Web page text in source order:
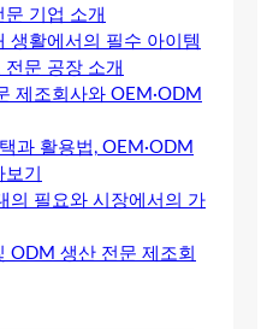
기업 소개
생활에서의 필수 아이템
문 공장 소개
제조회사와 OEM·ODM
과 활용법, OEM·ODM
기
의 필요와 시장에서의 가
ODM 생산 전문 제조회